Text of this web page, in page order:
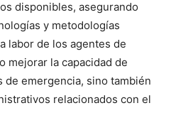
disponibles, asegurando
y metodologías
labor de los agentes de
mejorar la capacidad de
de emergencia, sino también
relacionados con el